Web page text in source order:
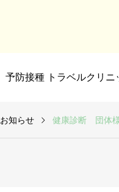
予防接種 トラベルクリニ
お知らせ 健康診断 団体